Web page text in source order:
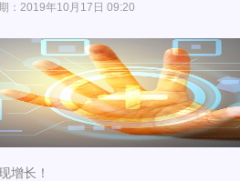
：2019年10月17日 09:20
增长！